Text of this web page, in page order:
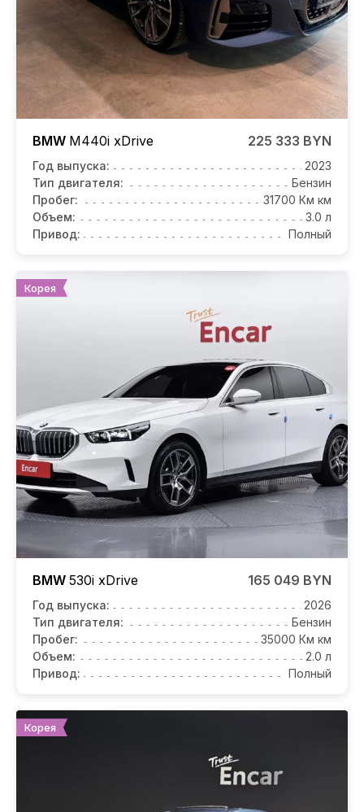
BMW M440i xDrive 225 333 BYN
Год выпуска:
2023
Тип двигателя:
Бензин
Пробег:
31700 Км км
Объем:
3.0 л
Привод:
Полный
Корея
BMW 530i xDrive 165 049 BYN
Год выпуска:
2026
Тип двигателя:
Бензин
Пробег:
35000 Км км
Объем:
2.0 л
Привод:
Полный
Корея